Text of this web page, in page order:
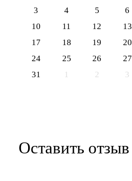
3
4 5 6
10
11 12 13
17
18 19 20
24
25 26 27
31
1 2 3
Оставить отзыв